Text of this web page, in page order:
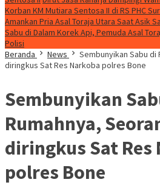
Korban KM Mutiara Sentosa II di RS PHC
Amankan Pria Asal Toraja Utara Saat Asik
Sabu di Dalam Korek Api, Pemuda Asal
Polisi
Beranda
News
Sembunyikan Sabu di
diringkus Sat Res Narkoba polres Bone
Sembunyikan
Rumahnya,
diringkus Sat Res
polres Bone